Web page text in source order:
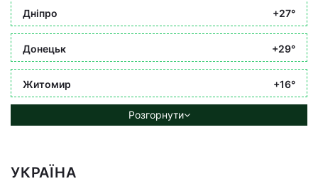
Дніпро +27°
Донецьк +29°
Житомир +16°
Розгорнути
УКРАЇНА